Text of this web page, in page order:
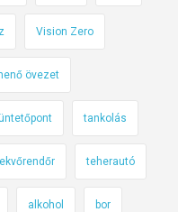
Vision Zero
övezet
tankolás
teherautó
alkohol bor